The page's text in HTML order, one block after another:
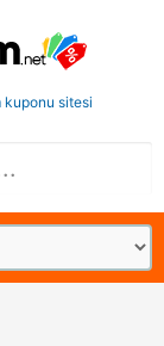
kuponu sitesi